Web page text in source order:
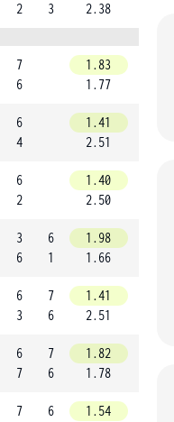
2
3
2.38
7
6
1.83
1.77
6
4
1.41
2.51
6
2
1.40
2.50
3
6
6
1
1.98
1.66
6
3
7
6
1.41
2.51
6
7
7
6
1.82
1.78
7
6
1.54